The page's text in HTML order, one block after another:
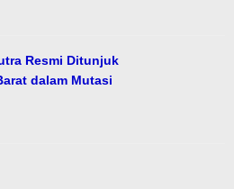
Resmi Ditunjuk
dalam Mutasi